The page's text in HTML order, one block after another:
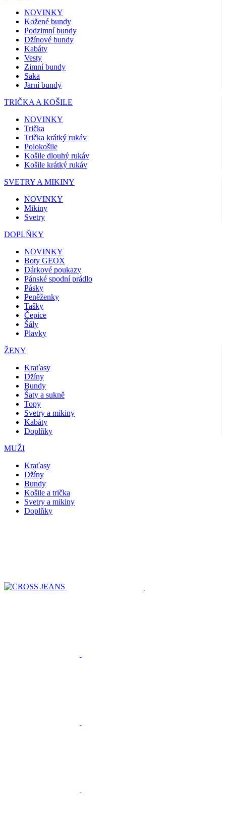
NOVINKY
Kožené bundy
Podzimní bundy
Džínové bundy
Kabáty
Vesty
Zimní bundy
Saka
Jarní bundy
TRIČKA A KOŠILE
NOVINKY
Trička
Trička krátký rukáv
Polokošile
Košile dlouhý rukáv
Košile krátký rukáv
SVETRY A MIKINY
NOVINKY
Mikiny
Svetry
DOPLŇKY
NOVINKY
Boty GEOX
Dárkové poukazy
Pánské spodní prádlo
Pásky
Peněženky
Tašky
Čepice
Šály
Plavky
ŽENY
Kraťasy
Džíny
Bundy
Šaty a sukně
Topy
Svetry a mikiny
Kabáty
Doplňky
MUŽI
Kraťasy
Džíny
Bundy
Košile a trička
Svetry a mikiny
Doplňky